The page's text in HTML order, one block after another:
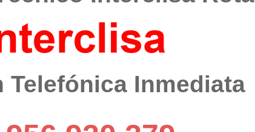
Telefónica Inmediata